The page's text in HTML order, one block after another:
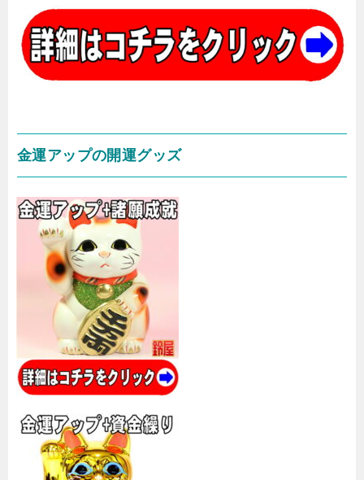
金運アップの開運グッズ